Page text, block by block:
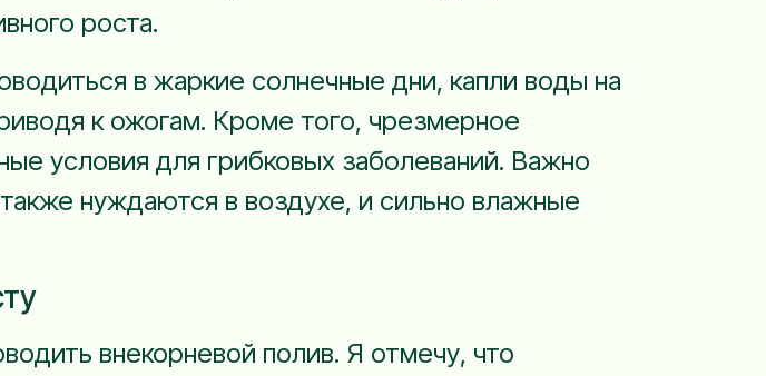
роста.
в жаркие солнечные дни, капли воды на
к ожогам. Кроме того, чрезмерное
условия для грибковых заболеваний. Важно
нуждаются в воздухе, и сильно влажные
внекорневой полив. Я отмечу, что